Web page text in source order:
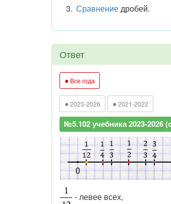
Сравнениедробей.
Ответ
● Все года
● 2023-2026 ● 2021-2022
№5.102 учебника 2023-2026
- левее всех,